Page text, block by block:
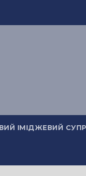
ІМІДЖЕВИЙ